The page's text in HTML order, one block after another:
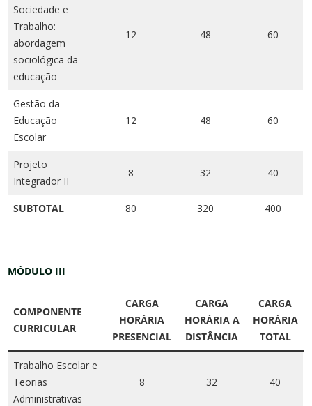
Sociedade e
Trabalho:
abordagem
sociológica da
educação
12 48 60
Gestão da
Educação
Escolar
12 48 60
Projeto
Integrador II
8 32 40
SUBTOTAL 80 320 400
MÓDULO III
COMPONENTE
CURRICULAR
CARGA
HORÁRIA
PRESENCIAL
CARGA
HORÁRIA A
DISTÂNCIA
CARGA
HORÁRIA
TOTAL
Trabalho Escolar e
Teorias
Administrativas
8 32 40